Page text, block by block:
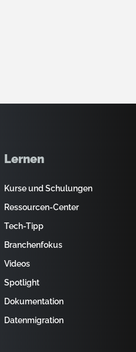
Lernen
Kurse und Schulungen
Ressourcen-Center
Tech-Tipp
Branchenfokus
Videos
Spotlight
Dokumentation
Datenmigration